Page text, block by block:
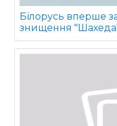
Білорусь вперше
знищення